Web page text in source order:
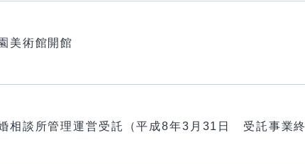
美術館開館
相談所管理運営受託（平成8年3月31日 受託事業終